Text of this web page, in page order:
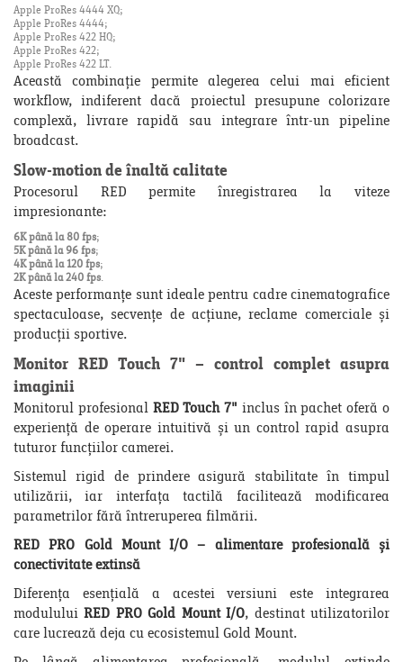
Apple ProRes 4444 XQ;
Apple ProRes 4444;
Apple ProRes 422 HQ;
Apple ProRes 422;
Apple ProRes 422 LT.
Această combinație permite alegerea celui mai eficient
workflow, indiferent dacă proiectul presupune colorizare
complexă, livrare rapidă sau integrare într-un pipeline
broadcast.
Slow-motion de înaltă calitate
Procesorul RED permite înregistrarea la viteze
impresionante:
6K până la 80 fps;
5K până la 96 fps;
4K până la 120 fps;
2K până la 240 fps.
Aceste performanțe sunt ideale pentru cadre cinematografice
spectaculoase, secvențe de acțiune, reclame comerciale și
producții sportive.
Monitor RED Touch 7" – control complet asupra
imaginii
Monitorul profesionalRED Touch 7" inclus în pachet oferă o
experiență de operare intuitivă și un control rapid asupra
tuturor funcțiilor camerei.
Sistemul rigid de prindere asigură stabilitate în timpul
utilizării, iar interfața tactilă facilitează modificarea
parametrilor fără întreruperea filmării.
RED PRO Gold Mount I/O – alimentare profesională și
conectivitate extinsă
Diferența esențială a acestei versiuni este integrarea
modululuiRED PRO Gold Mount I/O, destinat utilizatorilor
care lucrează deja cu ecosistemul Gold Mount.